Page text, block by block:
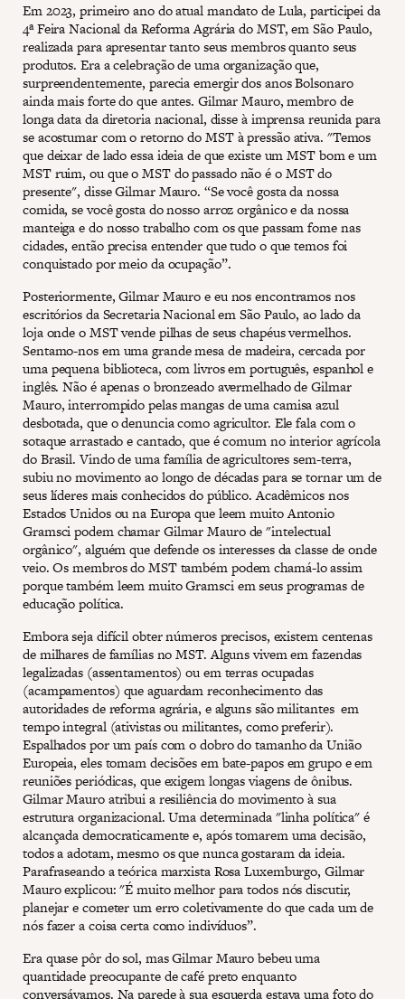
Em 2023, primeiro ano do atual mandato de Lula, participei da
4ª Feira Nacional da Reforma Agrária do MST, em São Paulo,
realizada para apresentar tanto seus membros quanto seus
produtos. Era a celebração de uma organização que,
surpreendentemente, parecia emergir dos anos Bolsonaro
ainda mais forte do que antes. Gilmar Mauro, membro de
longa data da diretoria nacional, disse à imprensa reunida para
se acostumar com o retorno do MST à pressão ativa. "Temos
que deixar de lado essa ideia de que existe um MST bom e um
MST ruim, ou que o MST do passado não é o MST do
presente", disse Gilmar Mauro. “Se você gosta da nossa
comida, se você gosta do nosso arroz orgânico e da nossa
manteiga e do nosso trabalho com os que passam fome nas
cidades, então precisa entender que tudo o que temos foi
conquistado por meio da ocupação”.
Posteriormente, Gilmar Mauro e eu nos encontramos nos
escritórios da Secretaria Nacional em São Paulo, ao lado da
loja onde o MST vende pilhas de seus chapéus vermelhos.
Sentamo-nos em uma grande mesa de madeira, cercada por
uma pequena biblioteca, com livros em português, espanhol e
inglês. Não é apenas o bronzeado avermelhado de Gilmar
Mauro, interrompido pelas mangas de uma camisa azul
desbotada, que o denuncia como agricultor. Ele fala com o
sotaque arrastado e cantado, que é comum no interior agrícola
do Brasil. Vindo de uma família de agricultores sem-terra,
subiu no movimento ao longo de décadas para se tornar um de
seus líderes mais conhecidos do público. Acadêmicos nos
Estados Unidos ou na Europa que leem muito Antonio
Gramsci podem chamar Gilmar Mauro de "intelectual
orgânico", alguém que defende os interesses da classe de onde
veio. Os membros do MST também podem chamá-lo assim
porque também leem muito Gramsci em seus programas de
educação política.
Embora seja difícil obter números precisos, existem centenas
de milhares de famílias no MST. Alguns vivem em fazendas
legalizadas (assentamentos) ou em terras ocupadas
(acampamentos) que aguardam reconhecimento das
autoridades de reforma agrária, e alguns são militantes em
tempo integral (ativistas ou militantes, como preferir).
Espalhados por um país com o dobro do tamanho da União
Europeia, eles tomam decisões em bate-papos em grupo e em
reuniões periódicas, que exigem longas viagens de ônibus.
Gilmar Mauro atribui a resiliência do movimento à sua
estrutura organizacional. Uma determinada "linha política" é
alcançada democraticamente e, após tomarem uma decisão,
todos a adotam, mesmo os que nunca gostaram da ideia.
Parafraseando a teórica marxista Rosa Luxemburgo, Gilmar
Mauro explicou: "É muito melhor para todos nós discutir,
planejar e cometer um erro coletivamente do que cada um de
nós fazer a coisa certa como indivíduos”.
Era quase pôr do sol, mas Gilmar Mauro bebeu uma
quantidade preocupante de café preto enquanto
conversávamos. Na parede à sua esquerda estava uma foto do